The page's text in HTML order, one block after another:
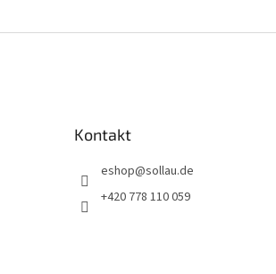
Kontakt
eshop@sollau.de
+420 778 110 059